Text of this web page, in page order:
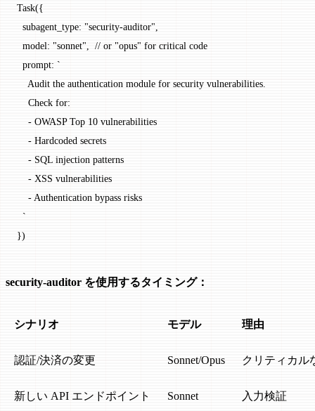
Task({
  subagent_type:
"security-auditor",
  model:
"sonnet", // or "opus" for critical code
  prompt:
`
    Audit the authentication module for security vulnerabilities.
    Check for:
    - OWASP Top 10 vulnerabilities
    - Hardcoded secrets
    - SQL injection patterns
    - XSS vulnerabilities
    - Authentication bypass risks
  `
})
security-auditor を使用するタイミング：
シナリオ モデル 理由
認証/決済の変更 Sonnet/Opus クリティカル
新しい API エンドポイント Sonnet 入力検証